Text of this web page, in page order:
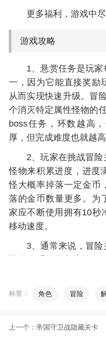
更多福利，游戏中
游戏攻略
1、悬赏任务是玩
一，因为它能直接奖励
从而实现快速升级。冒
个消灭特定属性怪物的
boss任务，环数越高
厚，但完成难度也就越高
2、玩家在挑战冒
怪物来积累进度，进度
怪大概率掉落一定金币
落的金币数量更多。为
家应不断使用拥有10秒
移动速度。
3、通常来说，冒
果玩家嫌刷关攒金币
钻石进行刷新哦！
标签： 角色 冒险
上一个： 帝国守卫战隐藏关卡